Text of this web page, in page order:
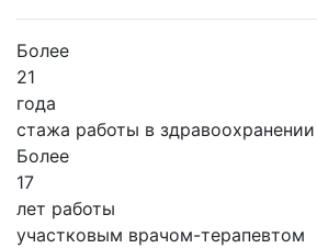
Более
21
года
стажа работы в здравоохранении
Более
17
лет работы
участковым врачом-терапевтом